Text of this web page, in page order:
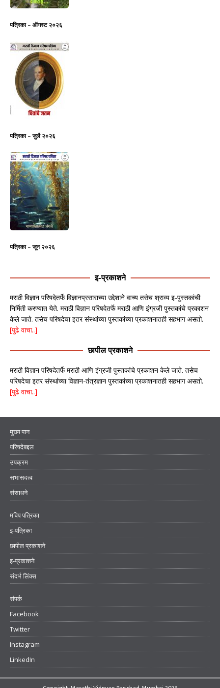
पत्रिका – ऑगस्ट २०२६
पत्रिका – जुलै २०२६
पत्रिका – जून २०२६
इ-प्रकाशने
मराठी विज्ञान परिषदेतर्फे विज्ञानप्रसाराच्या उद्देशाने वाच्य तसेच श्राव्य इ-पुस्तकांची
निर्मिती करण्यात येते. मराठी विज्ञान परिषदेतर्फे मराठी आणि इंग्रजी पुस्तकांचे प्रकाशन
केले जाते. तसेच परिषदेचा इतर संस्थांच्या पुस्तकांच्या प्रकाशनातही सहभाग असतो.
[पुढे वाचा..]
छापील प्रकाशने
मराठी विज्ञान परिषदेतर्फे मराठी आणि इंग्रजी पुस्तकांचे प्रकाशन केले जाते. तसेच
परिषदेचा इतर संस्थांच्या विज्ञान-तंत्रज्ञान पुस्तकांच्या प्रकाशनातही सहभाग असतो.
[पुढे वाचा..]
मुख्य पान
परिषदेबद्दल
उपक्रम
सभासदत्व
संसाधने
मविप पत्रिका
इ-पत्रिका
छापील प्रकाशने
इ-प्रकाशने
संदर्भ लिंक्स
संपर्क
Facebook
Twitter
Instagram
LinkedIn